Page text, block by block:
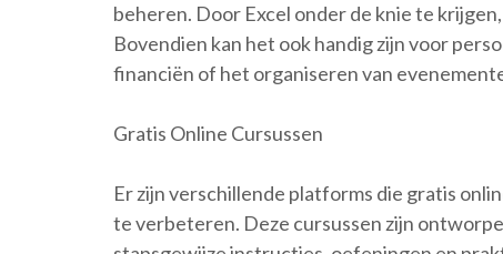
beheren. Door Excel onder de knie te
Bovendien kan het ook handig zijn voor
financiën of het organiseren van
Gratis Online Cursussen
Er zijn verschillende platforms die gratis
te verbeteren. Deze cursussen zijn